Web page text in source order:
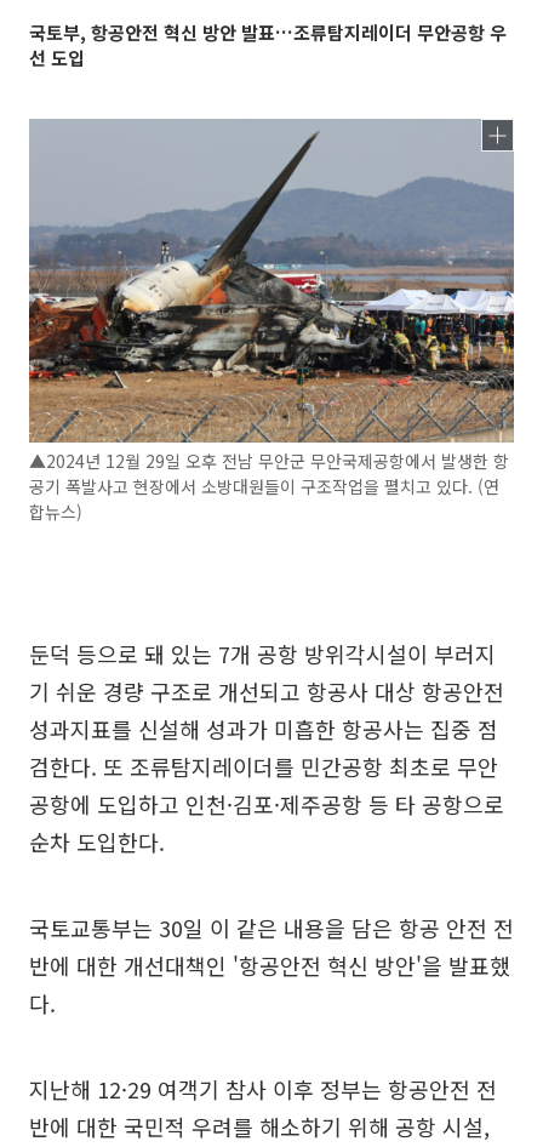
국토부, 항공안전 혁신 방안 발표…조류탐지레이더 무안공항 우
선 도입
▲2024년 12월 29일 오후 전남 무안군 무안국제공항에서 발생한 항
공기 폭발사고 현장에서 소방대원들이 구조작업을 펼치고 있다. (연
합뉴스)
둔덕 등으로 돼 있는 7개 공항 방위각시설이 부러지
기 쉬운 경량 구조로 개선되고 항공사 대상 항공안전
성과지표를 신설해 성과가 미흡한 항공사는 집중 점
검한다. 또 조류탐지레이더를 민간공항 최초로 무안
공항에 도입하고 인천·김포·제주공항 등 타 공항으로
순차 도입한다.
국토교통부는 30일 이 같은 내용을 담은 항공 안전 전
반에 대한 개선대책인 '항공안전 혁신 방안'을 발표했
다.
지난해 12·29 여객기 참사 이후 정부는 항공안전 전
반에 대한 국민적 우려를 해소하기 위해 공항 시설,